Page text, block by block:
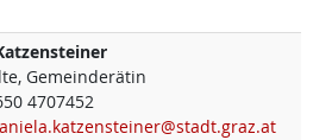
Gemeinderätin
4707452